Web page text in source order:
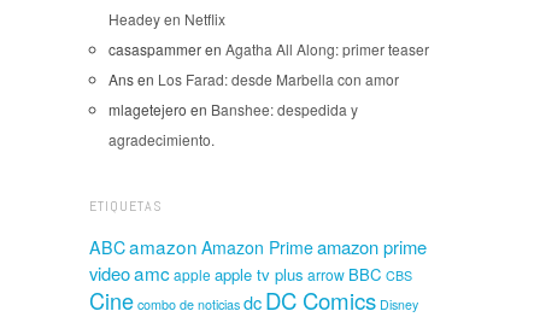
Headey en Netflix
casaspammeren Agatha All Along: primer teaser
Ansen Los Farad: desde Marbella con amor
mlagetejero en Banshee: despedida y
agradecimiento.
ETIQUETAS
ABCamazon Amazon Primeamazon prime
videoamcapple apple tv plus arrow BBC CBS
Cine combo de noticias dcDC Comics Disney